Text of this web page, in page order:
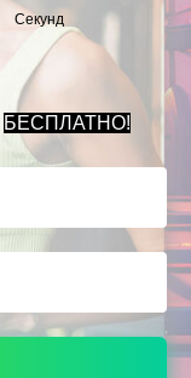
Секунд
БЕСПЛАТНО!